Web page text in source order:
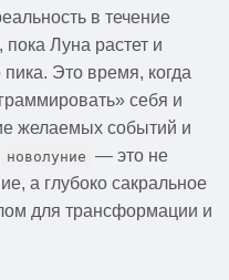
в течение
Луна растет и
пика. Это время, когда
себя и
желаемых событий и
новолуние — это не
а глубоко сакральное
для трансформации и